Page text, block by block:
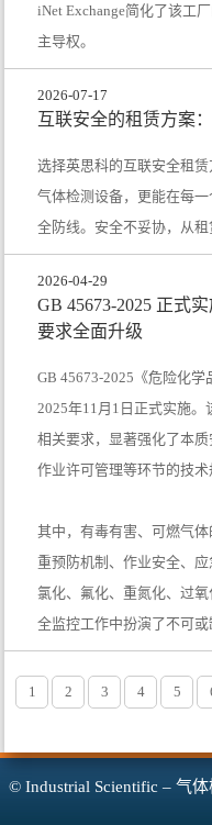
iNet Exchange简化了该工
主导权。
2026-07-17
互联安全的租赁方案
选择英思科的互联安全租
气体检测设备，更能在每
全防线。安全不妥协，从租
2026-04-29
GB 45673-2025 正式
要求全面升级
GB 45673-2025《危险化
2025年11月1日正式实施
相关要求，显著强化了本
作业许可管理等环节的技术
其中，有毒有害、可燃气
重预防机制、作业安全、
氯化、氟化、重氮化、过
全监控工作中扮演了不可或
1 2 3 4 5
© Industrial Scientific – 气